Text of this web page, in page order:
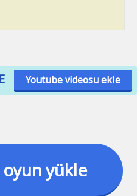
Youtube videosu ekle
yükle